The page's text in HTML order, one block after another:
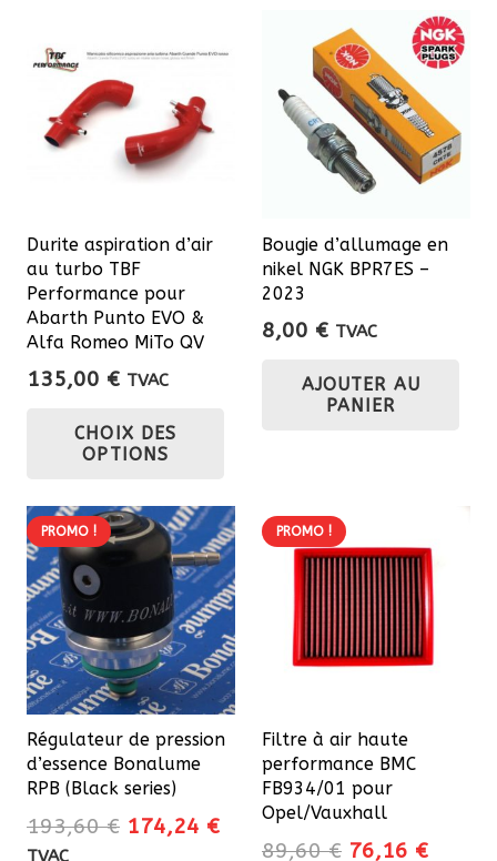
Durite aspiration d’air
au turbo TBF
Performance pour
Abarth Punto EVO &
Alfa Romeo MiTo QV
135,00 € TVAC
CHOIX DES
OPTIONS
plusieurs
variations.
Les
options
peuvent
être
choisies
sur
page
produit
Bougie d’allumage en
nikel NGK BPR7ES –
2023
8,00 € TVAC
AJOUTER AU
PANIER
PROMO !
Régulateur de pression
d’essence Bonalume
RPB (Black series)
193,60€ Le
174,24 €Le
TVAC
PROMO !
Filtre à air haute
performance BMC
FB934/01 pour
Opel/Vauxhall
89,60€ Le
76,16 €Le